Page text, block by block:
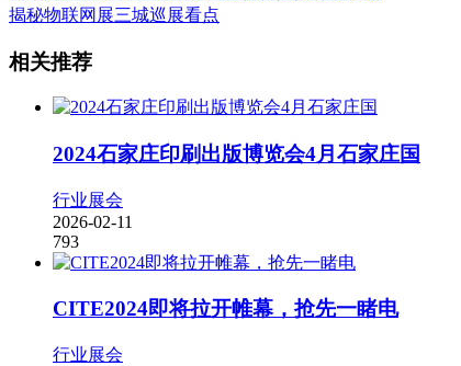
揭秘物联网展三城巡展看点
相关推荐
2024石家庄印刷出版博览会4月石家庄国
行业展会
2026-02-11
793
CITE2024即将拉开帷幕，抢先一睹电
行业展会